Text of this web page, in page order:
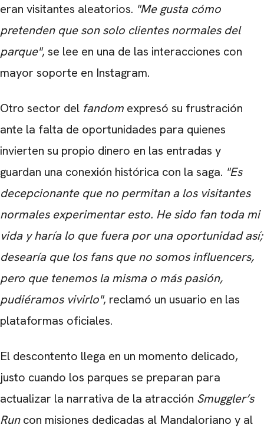
eran visitantes aleatorios. "Me gusta cómo
pretenden que son solo clientes normales del
parque", se lee en una de las interacciones con
mayor soporte en Instagram.
Otro sector del fandom expresó su frustración
ante la falta de oportunidades para quienes
invierten su propio dinero en las entradas y
guardan una conexión histórica con la saga. "Es
decepcionante que no permitan a los visitantes
normales experimentar esto. He sido fan toda mi
vida y haría lo que fuera por una oportunidad así;
desearía que los fans que no somos influencers,
pero que tenemos la misma o más pasión,
pudiéramos vivirlo", reclamó un usuario en las
plataformas oficiales.
El descontento llega en un momento delicado,
justo cuando los parques se preparan para
actualizar la narrativa de la atracción Smuggler’s
Runcon misiones dedicadas al Mandaloriano y al